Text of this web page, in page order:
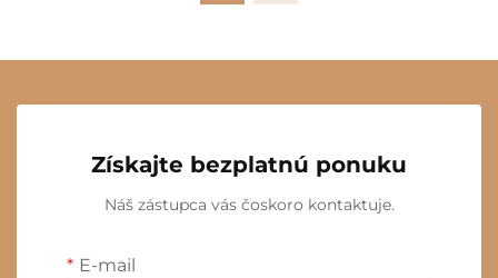
Získajte bezplatnú ponuku
Náš zástupca vás čoskoro kontaktuje.
E-mail